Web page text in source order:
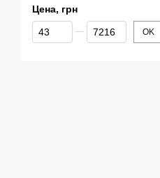
Цена, грн
От Цена, грн
До Цена, грн OK